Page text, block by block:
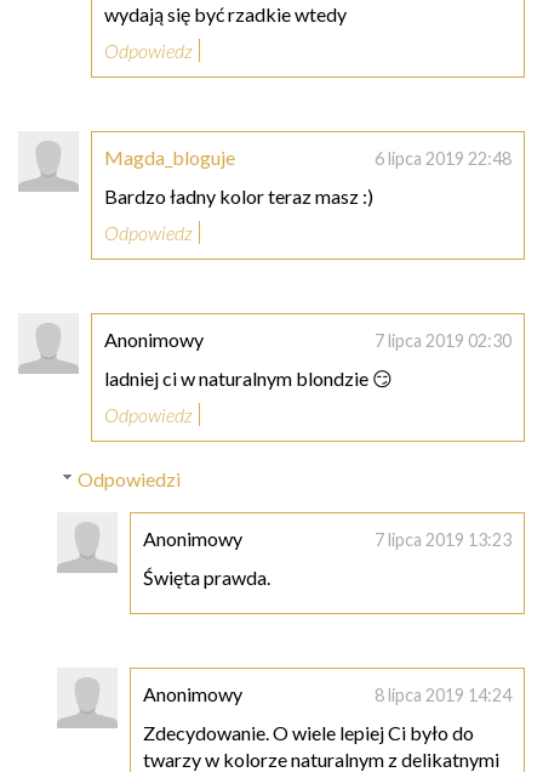
wydają się być rzadkie wtedy
Odpowiedz
Magda_bloguje 6 lipca 2019 22:48
Bardzo ładny kolor teraz masz :)
Odpowiedz
Anonimowy 7 lipca 2019 02:30
ladniej ci w naturalnym blondzie 😏
Odpowiedz
Odpowiedzi
Anonimowy 7 lipca 2019 13:23
Święta prawda.
Anonimowy 8 lipca 2019 14:24
Zdecydowanie. O wiele lepiej Ci było do
twarzy w kolorze naturalnym z delikatnymi